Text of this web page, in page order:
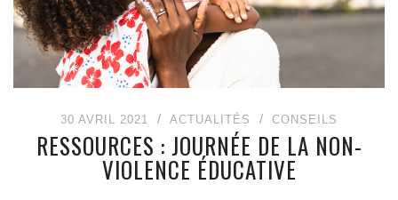
30 AVRIL 2021 ACTUALITÉS CONSEILS
RESSOURCES : JOURNÉE DE LA NON-
VIOLENCE ÉDUCATIVE